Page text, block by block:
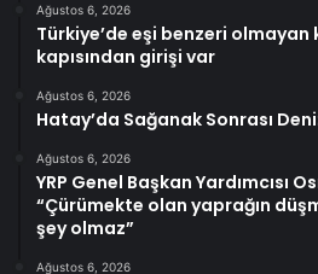
Ağustos 6, 2026
Türkiye’de eşi benzeri olmayan
kapısından girişi var
Ağustos 6, 2026
Hatay’da Sağanak Sonrası
Ağustos 6, 2026
YRP Genel Başkan Yardımcısı
“Çürümekte olan yaprağın
şey olmaz”
Ağustos 6, 2026